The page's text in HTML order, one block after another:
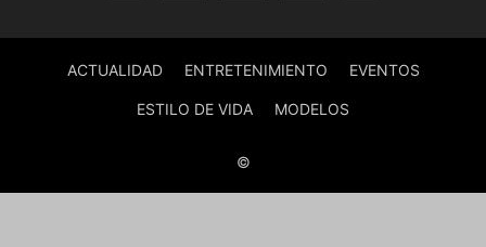
ACTUALIDAD ENTRETENIMIENTO EVENTOS
ESTILO DE VIDA MODELOS
©